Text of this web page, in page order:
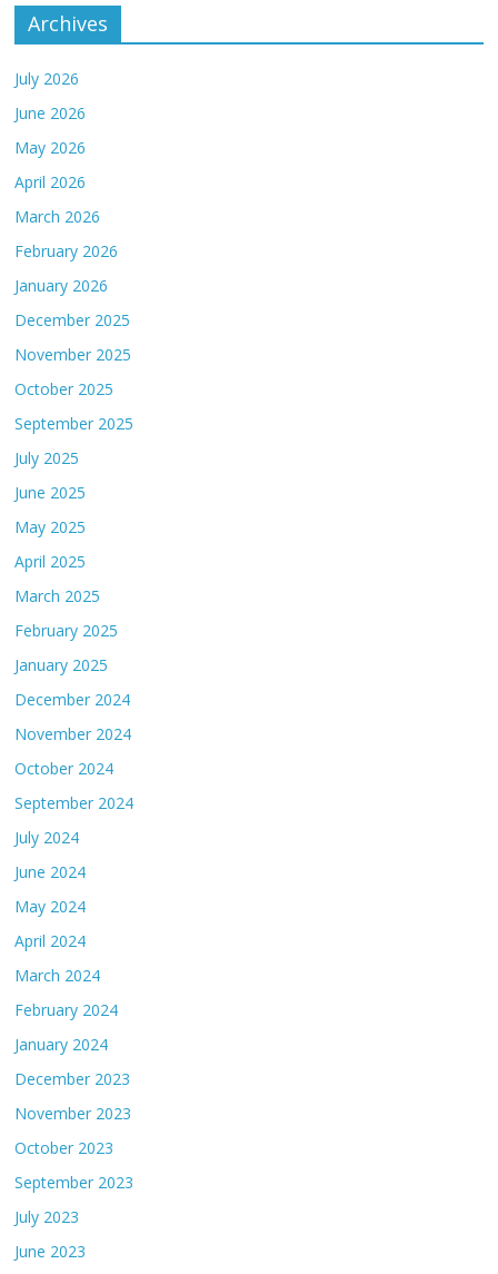
Archives
July 2026
June 2026
May 2026
April 2026
March 2026
February 2026
January 2026
December 2025
November 2025
October 2025
September 2025
July 2025
June 2025
May 2025
April 2025
March 2025
February 2025
January 2025
December 2024
November 2024
October 2024
September 2024
July 2024
June 2024
May 2024
April 2024
March 2024
February 2024
January 2024
December 2023
November 2023
October 2023
September 2023
July 2023
June 2023